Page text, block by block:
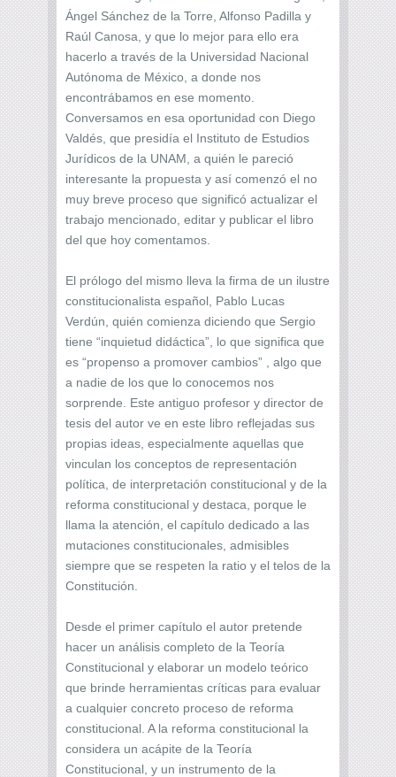
Ángel Sánchez de la Torre, Alfonso Padilla y
Raúl Canosa, y que lo mejor para ello era
hacerlo a través de la Universidad Nacional
Autónoma de México, a donde nos
encontrábamos en ese momento.
Conversamos en esa oportunidad con Diego
Valdés, que presidía el Instituto de Estudios
Jurídicos de la UNAM, a quién le pareció
interesante la propuesta y así comenzó el no
muy breve proceso que significó actualizar el
trabajo mencionado, editar y publicar el libro
del que hoy comentamos.
El prólogo del mismo lleva la firma de un ilustre
constitucionalista español, Pablo Lucas
Verdún, quién comienza diciendo que Sergio
tiene “inquietud didáctica”, lo que significa que
es “propenso a promover cambios” , algo que
a nadie de los que lo conocemos nos
sorprende. Este antiguo profesor y director de
tesis del autor ve en este libro reflejadas sus
propias ideas, especialmente aquellas que
vinculan los conceptos de representación
política, de interpretación constitucional y de la
reforma constitucional y destaca, porque le
llama la atención, el capítulo dedicado a las
mutaciones constitucionales, admisibles
siempre que se respeten la ratio y el telos de la
Constitución.
Desde el primer capítulo el autor pretende
hacer un análisis completo de la Teoría
Constitucional y elaborar un modelo teórico
que brinde herramientas críticas para evaluar
a cualquier concreto proceso de reforma
constitucional. A la reforma constitucional la
considera un acápite de la Teoría
Constitucional, y un instrumento de la